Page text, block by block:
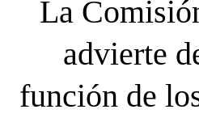
La
advierte
función de